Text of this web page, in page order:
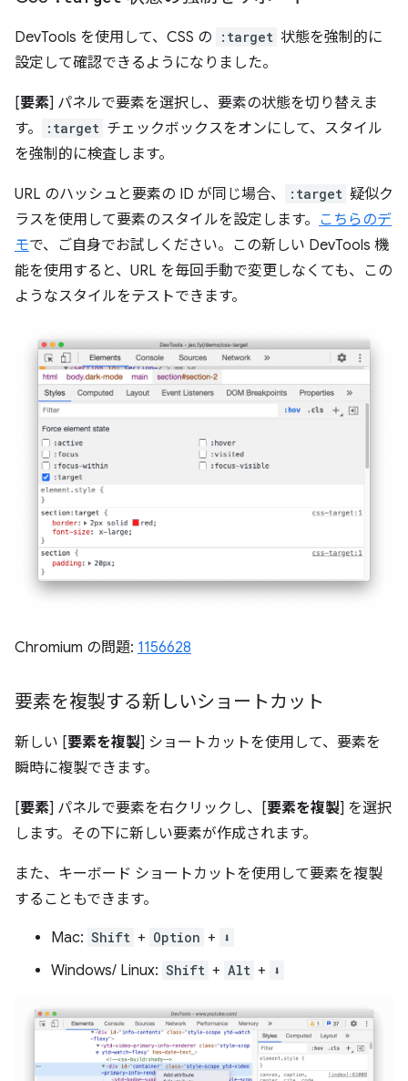
DevTools を使用して、CSS の :target 状態を強制的に
設定して確認できるようになりました。
[要素] パネルで要素を選択し、要素の状態を切り替えま
す。
:target チェックボックスをオンにして、スタイル
を強制的に検査します。
URL のハッシュと要素の ID が同じ場合、 :target 疑似ク
ラスを使用して要素のスタイルを設定します。 こちらのデ
モで、ご自身でお試しください。この新しい DevTools 機
能を使用すると、URL を毎回手動で変更しなくても、この
ようなスタイルをテストできます。
Chromium の問題: 1156628
要素を複製する新しいショートカット
新しい [要素を複製] ショートカットを使用して、要素を
瞬時に複製できます。
[要素] パネルで要素を右クリックし、[要素を複製] を選択
します。その下に新しい要素が作成されます。
また、キーボード ショートカットを使用して要素を複製
することもできます。
Mac: Shift + Option + ⬇️
Windows/ Linux: Shift + Alt + ⬇️